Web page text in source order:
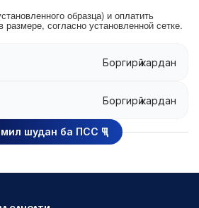
образца) и оплатить
размере, согласно установленной сетке.
Боргирӣ кардан
Боргирӣ кардан
шудан ба ПСС ҶТ